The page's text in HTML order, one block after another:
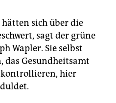
sich über die
sagt der grüne
Wapler. Sie selbst
das Gesundheitsamt
hier